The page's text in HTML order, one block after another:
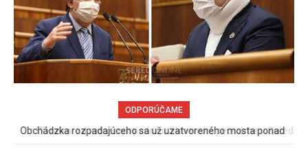
ODPORÚČAME
70 rokov od založenia podniku Slovenské pečivárne v Seredi